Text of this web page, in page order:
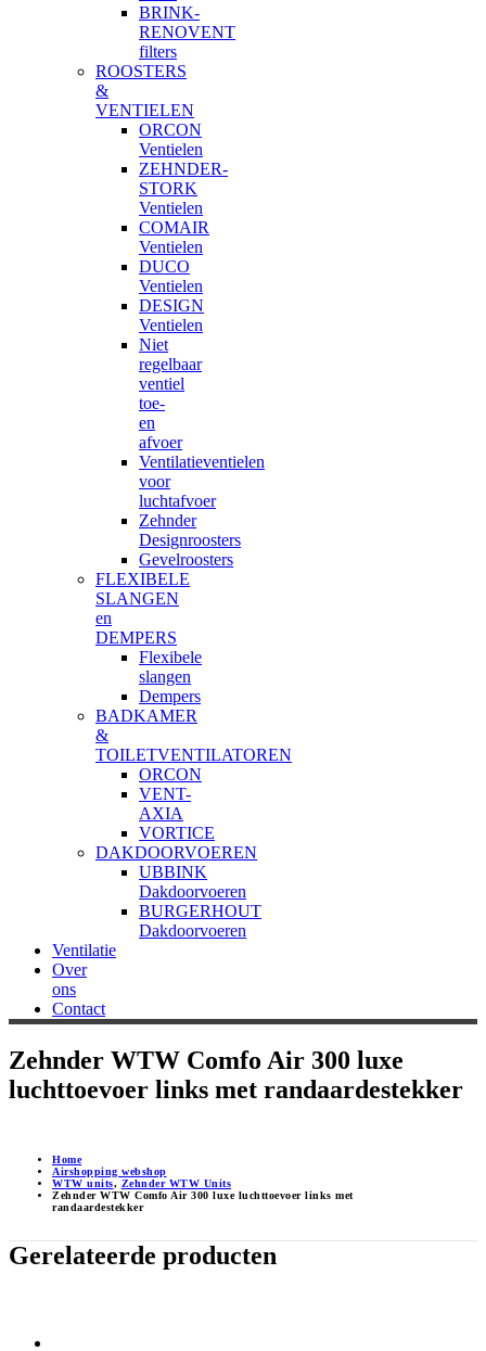
BRINK-
RENOVENT
filters
ROOSTERS
&
VENTIELEN
ORCON
Ventielen
ZEHNDER-
STORK
Ventielen
COMAIR
Ventielen
DUCO
Ventielen
DESIGN
Ventielen
Niet
regelbaar
ventiel
toe-
en
afvoer
Ventilatieventielen
voor
luchtafvoer
Zehnder
Designroosters
Gevelroosters
FLEXIBELE
SLANGEN
en
DEMPERS
Flexibele
slangen
Dempers
BADKAMER
&
TOILETVENTILATOREN
ORCON
VENT-
AXIA
VORTICE
DAKDOORVOEREN
UBBINK
Dakdoorvoeren
BURGERHOUT
Dakdoorvoeren
Ventilatie
Over
ons
Contact
Zehnder WTW Comfo Air 300 luxe
luchttoevoer links met randaardestekker
Home
Airshopping webshop
WTW units, Zehnder WTW Units
Zehnder WTW Comfo Air 300 luxe luchttoevoer links met
randaardestekker
Gerelateerde producten